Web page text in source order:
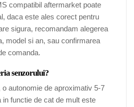
compatibil aftermarket poate
daca este ales corect pentru
sigura, recomandam alegerea
model si an, sau confirmarea
comanda.
senzorului?
o autonomie de aproximativ 5-7
in functie de cat de mult este